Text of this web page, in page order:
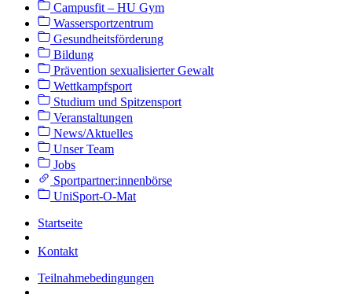
Campusfit – HU Gym
Wassersportzentrum
Gesundheitsförderung
Bildung
Prävention sexualisierter Gewalt
Wettkampfsport
Studium und Spitzensport
Veranstaltungen
News/Aktuelles
Unser Team
Jobs
Sportpartner:innenbörse
UniSport-O-Mat
Startseite
Kontakt
Teilnahmebedingungen